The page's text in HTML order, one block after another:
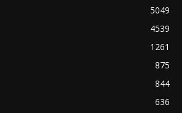
5049
4539
1261
875
844
636